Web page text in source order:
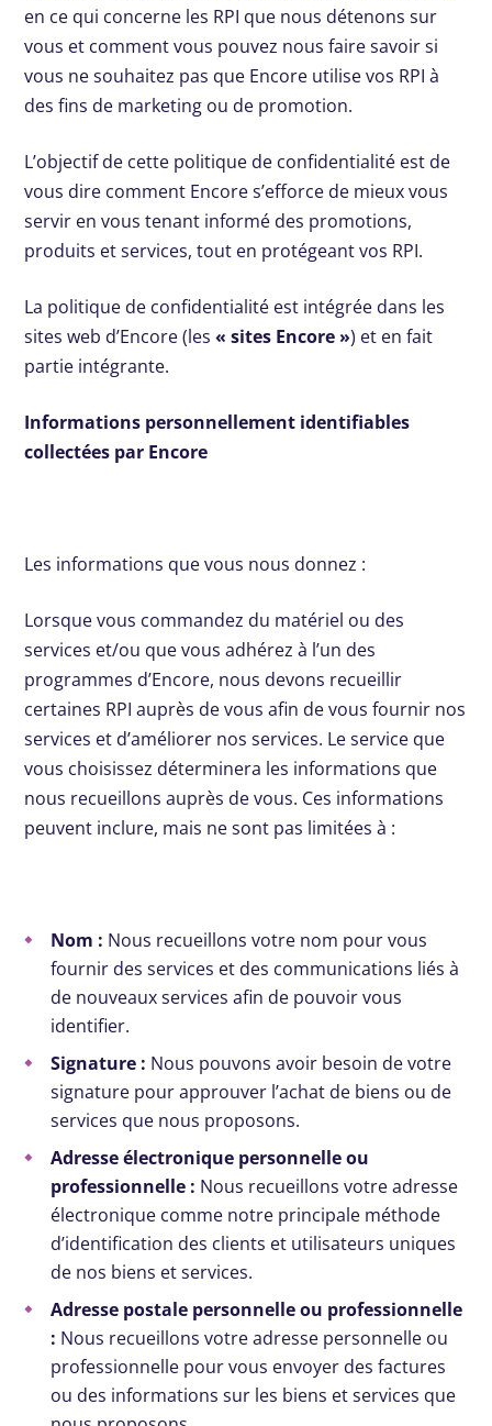
en ce qui concerne les RPI que nous détenons sur
vous et comment vous pouvez nous faire savoir si
vous ne souhaitez pas que Encore utilise vos RPI à
des fins de marketing ou de promotion.
L’objectif de cette politique de confidentialité est de
vous dire comment Encore s’efforce de mieux vous
servir en vous tenant informé des promotions,
produits et services, tout en protégeant vos RPI.
La politique de confidentialité est intégrée dans les
sites web d’Encore (les« sites Encore ») et en fait
partie intégrante.
Informations personnellement identifiables
collectées par Encore
Les informations que vous nous donnez :
Lorsque vous commandez du matériel ou des
services et/ou que vous adhérez à l’un des
programmes d’Encore, nous devons recueillir
certaines RPI auprès de vous afin de vous fournir nos
services et d’améliorer nos services. Le service que
vous choisissez déterminera les informations que
nous recueillons auprès de vous. Ces informations
peuvent inclure, mais ne sont pas limitées à :
Nom : Nous recueillons votre nom pour vous
fournir des services et des communications liés à
de nouveaux services afin de pouvoir vous
identifier.
Signature : Nous pouvons avoir besoin de votre
signature pour approuver l’achat de biens ou de
services que nous proposons.
Adresse électronique personnelle ou
professionnelle : Nous recueillons votre adresse
électronique comme notre principale méthode
d’identification des clients et utilisateurs uniques
de nos biens et services.
Adresse postale personnelle ou professionnelle
: Nous recueillons votre adresse personnelle ou
professionnelle pour vous envoyer des factures
ou des informations sur les biens et services que